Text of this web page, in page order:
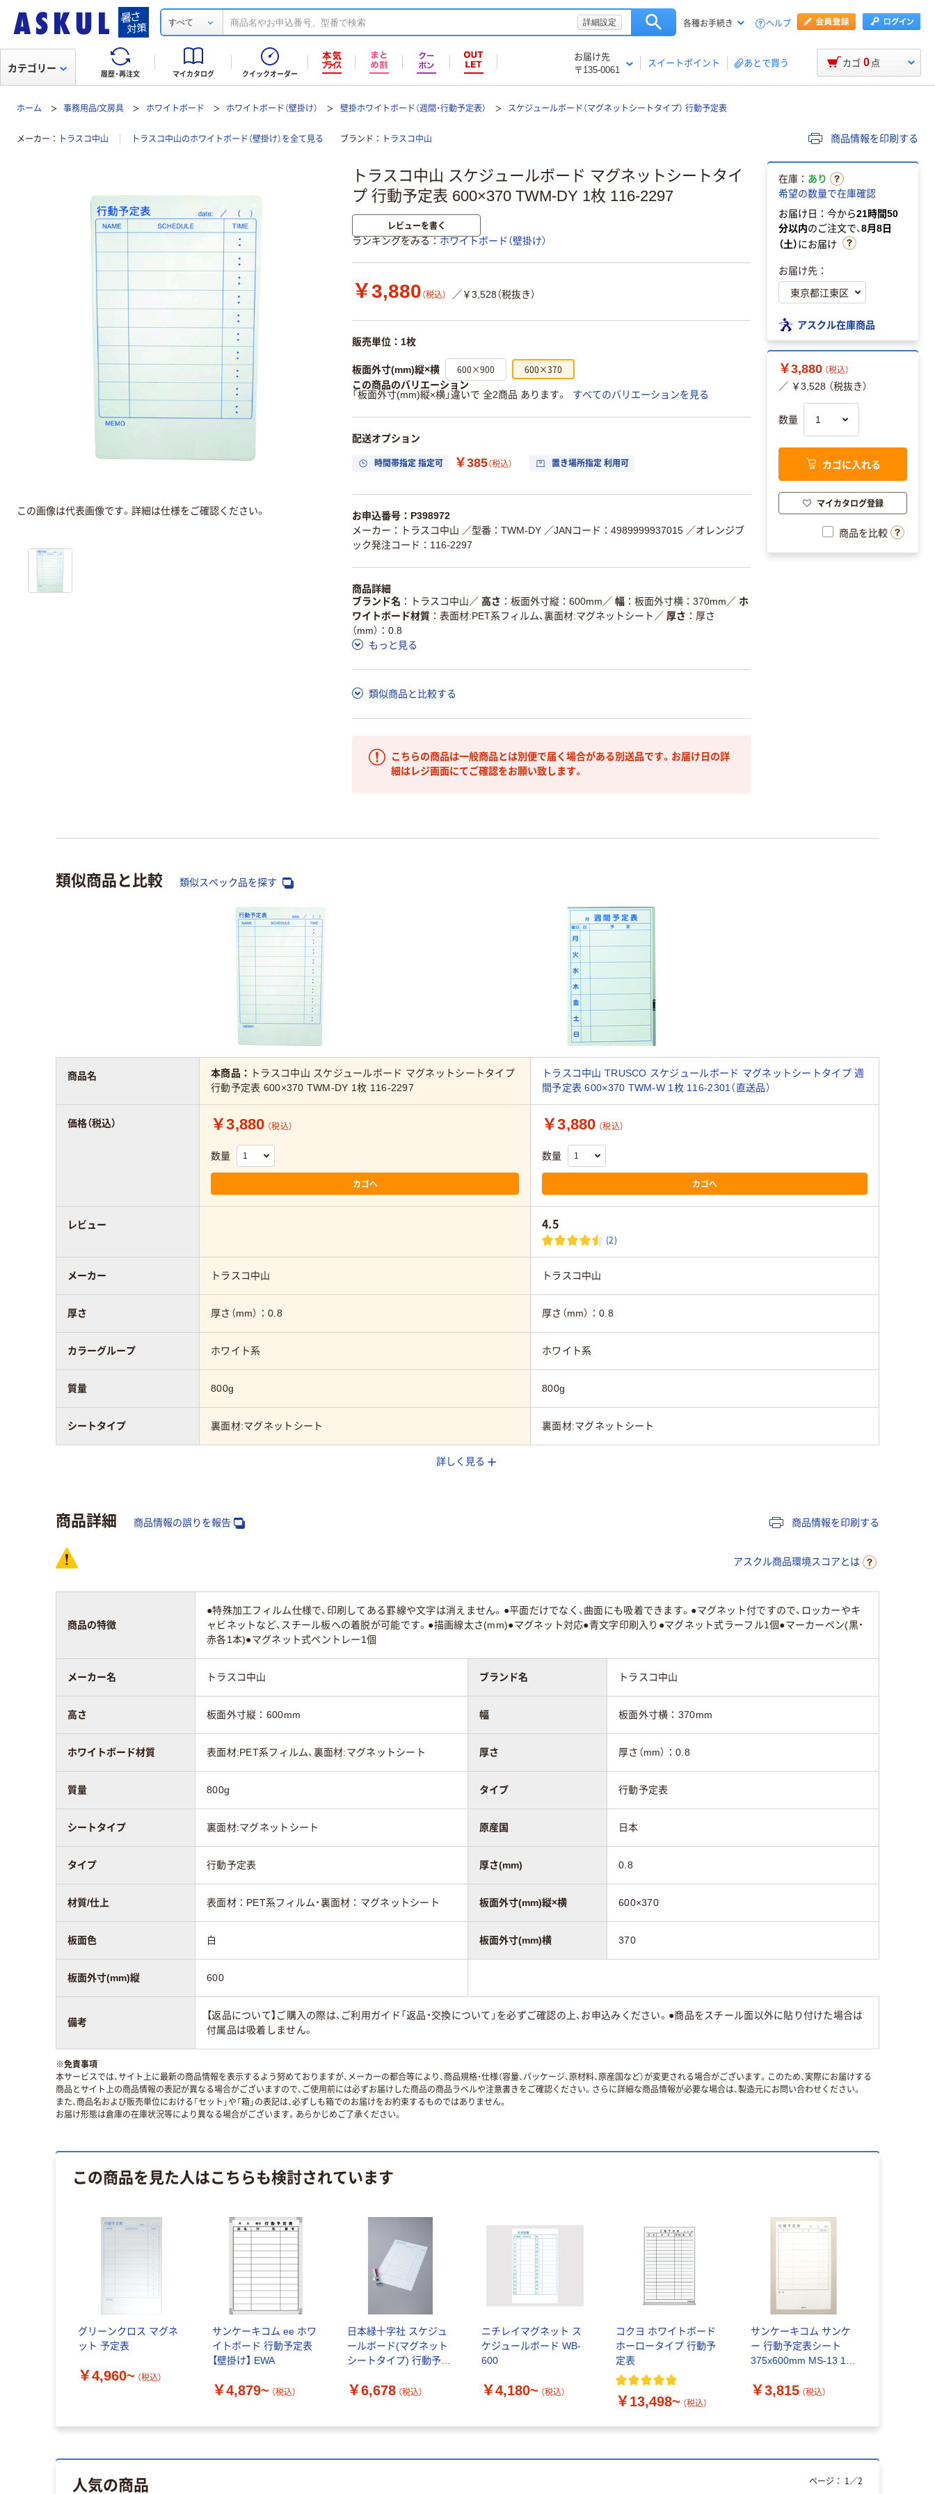
すべて 詳細設定 各種お手続き ヘルプ
履歴・再注文 マイカタログ クイックオーダー
お届け先
〒135-0061
スイートポイント あとで買う
カテゴリー カゴ 0 点
ホーム 事務用品/文房具 ホワイトボード ホワイトボード（壁掛け） 壁掛ホワイトボード（週間・行動予定表） スケジュールボード（マグネットシートタイプ） 行動予定表
メーカー トラスコ中山 トラスコ中山のホワイトボード（壁掛け）を全て見る ブランド トラスコ中山 商品情報を印刷する
トラスコ中山 スケジュールボード マグネットシートタイ
プ 行動予定表 600×370 TWM-DY 1枚 116-2297
レビューを書く
ランキングをみる ホワイトボード（壁掛け）
￥3,880 （税込） ／￥3,528（税抜き）
販売単位：1枚
板面外寸(mm)縦×横 600×900 600×370
この商品のバリエーション
「板面外寸(mm)縦×横」違いで 全2商品 あります。
すべてのバリエーションを見る
配送オプション
時間帯指定 指定可 ￥385（税込） 置き場所指定 利用可
お申込番号：P398972
メーカー：トラスコ中山 ／型番：TWM-DY ／JANコード：4989999937015 ／オレンジブ
ック発注コード：116-2297
商品詳細
ブランド名
トラスコ中山 ／ 高さ 板面外寸縦：600mm ／ 幅 板面外寸横：370mm ／ ホ
ワイトボード材質
表面材:PET系フィルム、裏面材:マグネットシート ／ 厚さ
厚さ
（mm）：0.8
もっと見る
類似商品と比較する
こちらの商品は一般商品とは別便で届く場合がある別送品です。お届け日の詳
細はレジ画面にてご確認をお願い致します。
この画像は代表画像です。詳細は仕様をご確認ください。
在庫： あり
希望の数量で在庫確認
お届け日：今から21時間50
分以内のご注文で、8月8日
（土）にお届け
お届け先：
アスクル在庫商品
￥3,880 （税込）
／ ￥3,528 （税抜き）
数量
カゴに入れる
マイカタログ登録
商品を比較
類似商品と比較 類似スペック品を探す
商品名 本商品：
トラスコ中山 スケジュールボード マグネットシートタイプ
行動予定表 600×370 TWM-DY 1枚 116-2297
トラスコ中山 TRUSCO スケジュールボード マグネットシートタイプ 週
間予定表 600×370 TWM-W 1枚 116-2301（直送品）
価格（税込） ￥3,880 （税込）
数量
カゴへ
￥3,880 （税込）
数量
カゴへ
レビュー 4.5
(2)
メーカー トラスコ中山 トラスコ中山
厚さ 厚さ（mm）：0.8 厚さ（mm）：0.8
カラーグループ ホワイト系 ホワイト系
質量 800g 800g
シートタイプ 裏面材:マグネットシート 裏面材:マグネットシート
詳しく見る
商品詳細 商品情報の誤りを報告 商品情報を印刷する
アスクル商品環境スコアとは
商品の特徴
●特殊加工フィルム仕様で、印刷してある罫線や文字は消えません。●平面だけでなく、曲面にも吸着できます。●マグネット付ですので、ロッカーやキ
ャビネットなど、スチール板への着脱が可能です。●描画線太さ(mm)●マグネット対応●青文字印刷入り●マグネット式ラーフル1個●マーカーペン(黒・
赤各1本)●マグネット式ペントレー1個
メーカー名 トラスコ中山 ブランド名 トラスコ中山
高さ 板面外寸縦：600mm 幅 板面外寸横：370mm
ホワイトボード材質 表面材:PET系フィルム、裏面材:マグネットシート 厚さ 厚さ（mm）：0.8
質量 800g タイプ 行動予定表
シートタイプ 裏面材:マグネットシート 原産国 日本
タイプ 行動予定表 厚さ(mm) 0.8
材質/仕上 表面材：PET系フィルム・裏面材：マグネットシート 板面外寸(mm)縦×横 600×370
板面色 白 板面外寸(mm)横 370
板面外寸(mm)縦 600
備考
【返品について】ご購入の際は、ご利用ガイド「返品・交換について」を必ずご確認の上、お申込みください。●商品をスチール面以外に貼り付けた場合は
付属品は吸着しません。
※免責事項
本サービスでは、サイト上に最新の商品情報を表示するよう努めておりますが、メーカーの都合等により、商品規格・仕様（容量、パッケージ、原材料、原産国など）が変更される場合がございます。このため、実際にお届けする
商品とサイト上の商品情報の表記が異なる場合がございますので、ご使用前には必ずお届けした商品の商品ラベルや注意書きをご確認ください。さらに詳細な商品情報が必要な場合は、製造元にお問い合わせください。
また、商品名および販売単位における「セット」や「箱」の表記は、必ずしも箱でのお届けをお約束するものではありません。
お届け形態は倉庫の在庫状況等により異なる場合がございます。あらかじめご了承ください。
この商品を見た人はこちらも検討されています
グリーンクロス マグネ
ット 予定表
￥4,960~ （税込）
サンケーキコム ee ホワ
イトボード 行動予定表
【壁掛け】 EWA
￥4,879~ （税込）
日本緑十字社 スケジュ
ールボード(マグネット
シートタイプ) 行動予定
600×370mm 316056 1
￥6,678 （税込）
ニチレイマグネット ス
ケジュールボード WB-
600
￥4,180~ （税込）
コクヨ ホワイトボード
ホーロータイプ 行動予
定表
￥13,498~ （税込）
サンケーキコム サンケ
ー 行動予定表シート
375x600mm MS-13 1枚
￥3,815 （税込）
人気の商品 ページ： 1 ／2